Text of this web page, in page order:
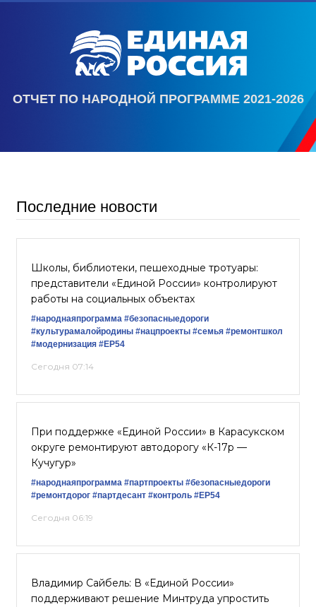
ОТЧЕТ ПО НАРОДНОЙ ПРОГРАММЕ 2021-2026
Последние новости
Школы, библиотеки, пешеходные тротуары:
представители «Единой России» контролируют
работы на социальных объектах
#народнаяпрограмма #безопасныедороги
#культурамалойродины #нацпроекты #семья #ремонтшкол
#модернизация #ЕР54
Сегодня 07:14
При поддержке «Единой России» в Карасукском
округе ремонтируют автодорогу «К-17р —
Кучугур»
#народнаяпрограмма #партпроекты #безопасныедороги
#ремонтдорог #партдесант #контроль #ЕР54
Сегодня 06:19
Владимир Сайбель: В «Единой России»
поддерживают решение Минтруда упростить